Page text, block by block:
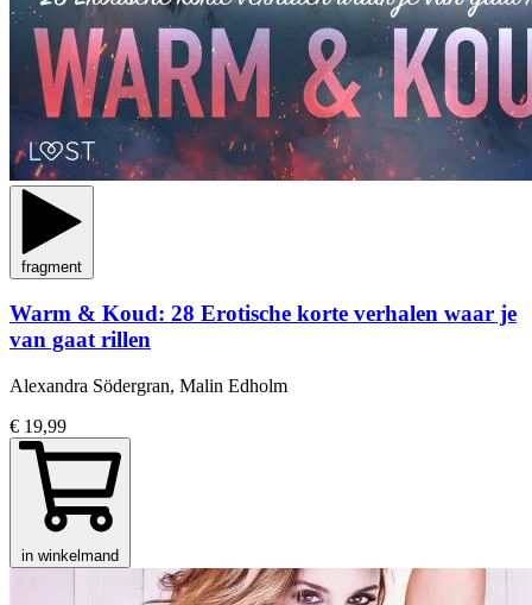
fragment
Warm & Koud: 28 Erotische korte verhalen waar je
van gaat rillen
Alexandra Södergran, Malin Edholm
€ 19,99
in winkelmand